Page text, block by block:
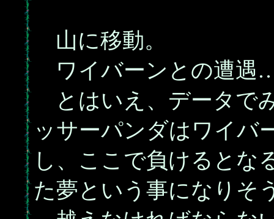
山に移動。
ワイバーンとの遭遇
とはいえ、データで
ッサーパンダはワイバ
し、ここで負けるとな
た夢という事になりそ